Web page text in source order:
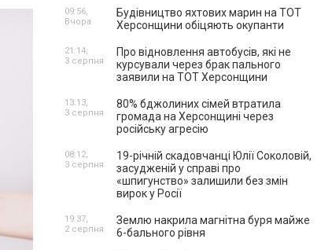
Будівництво яхтових марин на ТОТ
Херсонщини обіцяють окупанти
09:56,
Вчора
Про відновлення автобусів, які не
курсували через брак пального
заявили на ТОТ Херсонщини
21:14,
3 серпня
80% бджолиних сімей втратила
громада на Херсонщині через
російську агресію
13:13,
3 серпня
19-річній скадовчанці Юлії Соколовій,
засудженій у справі про
«шпигунство» залишили без змін
вирок у Росії
08:12,
3 серпня
Землю накрила магнітна буря майже
6-бального рівня
19:37,
2 серпня